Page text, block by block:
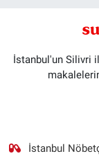
İstanbul'un Silivri
İstanbul